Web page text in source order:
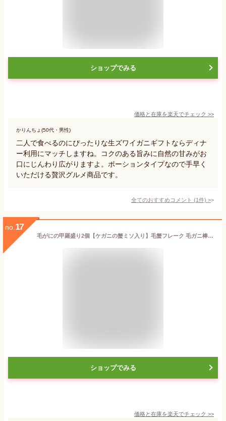
ショップでみる
価格と在庫を楽天でチェック >>
かりんちょ(50代・男性)
二人で食べるのにぴったりな生ズワイガニギフトならディナ
ー利用にマッチしますね。コクのある旨みに自然の甘みがお
口にじんわり広がりますよ。ポーションタイプなので手早く
いただける贅沢グルメ商品です。
全てのおすすめコメント (1件) >
no. 17
毛がにの甲羅盛り2個【ケガニの蟹ミソ入り】毛蟹フレーク 毛ガニ棒肉【北海道産毛蟹】手を汚さないこうら盛り【殻むき不要】三大蟹の1つけがに ボイル毛がに【送料無料】贈答品・ギフトに
ショップでみる
価格と在庫を楽天でチェック >>